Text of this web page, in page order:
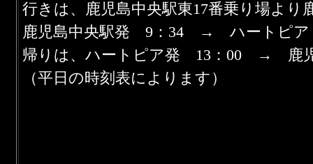
行きは、鹿児島中央駅東17番乗り場より
鹿児島中央駅発 9：34 → ハートピ
帰りは、ハートピア発 13：00 → 鹿
（平日の時刻表によります）